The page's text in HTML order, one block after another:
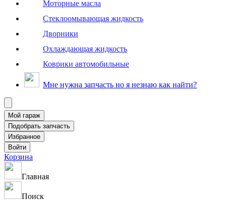
Моторные масла
Стеклоомывающая жидкость
Дворники
Охлаждающая жидкость
Коврики автомобильные
Мне нужна запчасть но я незнаю как найти?
Корзина
Главная
Поиск